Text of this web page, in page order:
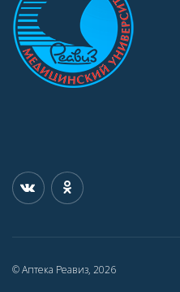
© Аптека Реавиз, 2026